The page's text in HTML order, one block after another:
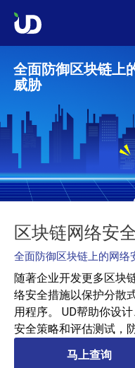
全面防御区块链上
威胁
区块链网络安
全面防御区块链上的网络
随著企业开发更多区块
络安全措施以保护分散
用程序。 UD帮助你设
安全策略和评估测试，
马上查询